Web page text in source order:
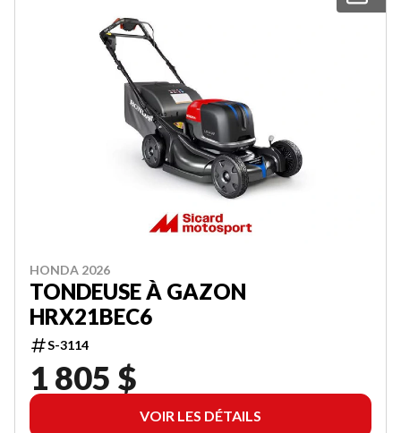
HONDA 2026
TONDEUSE À GAZON
HRX21BEC6
S-3114
1 805 $
VOIR LES DÉTAILS